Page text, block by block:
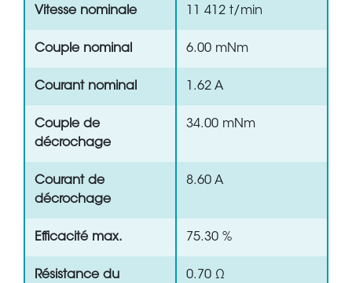
Vitesse nominale 11 412 t/min
Couple nominal 6.00 mNm
Courant nominal 1.62 A
Couple de
décrochage
34.00 mNm
Courant de
décrochage
8.60 A
Efficacité max. 75.30 %
Résistance du
0.70 Ω